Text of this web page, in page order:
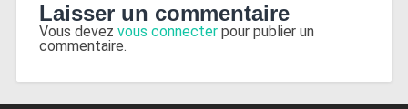
Laisser un commentaire
Vous devez vous connecterpour publier un
commentaire.